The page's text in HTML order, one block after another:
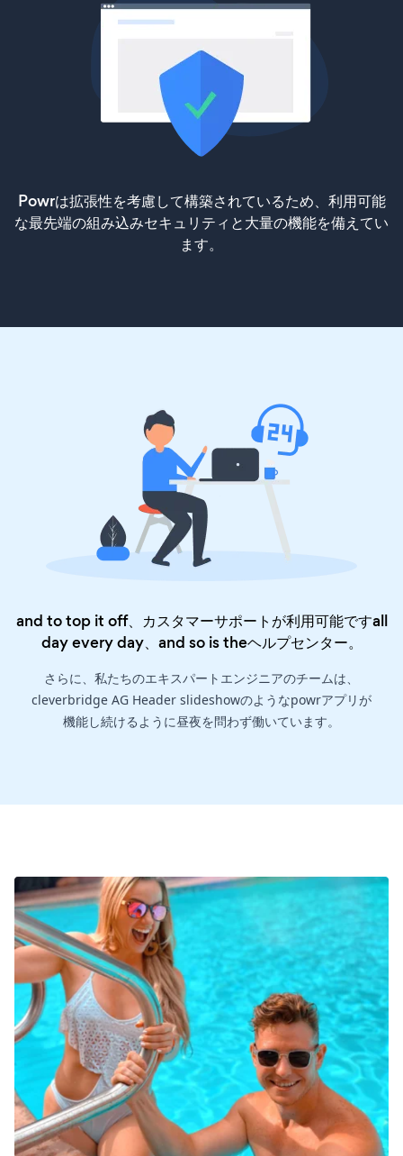
Powrは拡張性を考慮して構築されているため、利用可能
な最先端の組み込みセキュリティと大量の機能を備えてい
ます。
and to top it off、カスタマーサポートが利用可能ですall
day every day、and so is theヘルプセンター。
さらに、私たちのエキスパートエンジニアのチームは、
cleverbridge AG Header slideshowのようなpowrアプリが
機能し続けるように昼夜を問わず働いています。